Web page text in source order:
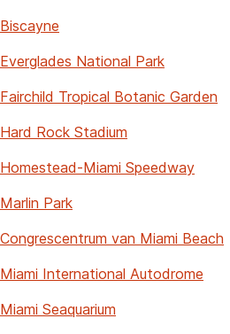
Biscayne
Everglades National Park
Fairchild Tropical Botanic Garden
Hard Rock Stadium
Homestead-Miami Speedway
Marlin Park
Congrescentrum van Miami Beach
Miami International Autodrome
Miami Seaquarium